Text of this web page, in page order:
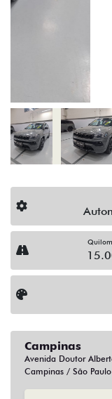
Avenida Doutor
Campinas / São Paulo